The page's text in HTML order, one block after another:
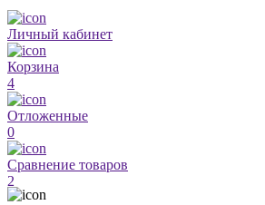
Личный кабинет
Корзина
4
Отложенные
0
Сравнение товаров
2